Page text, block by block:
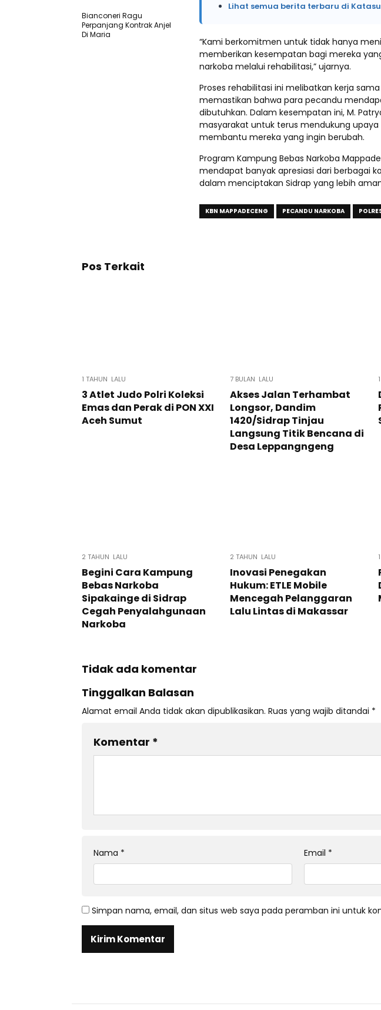
Lihat semua berita terbaru di
“Kami berkomitmen untuk tidak hanya
memberikan kesempatan bagi mereka
narkoba melalui rehabilitasi,” ujarnya.
Proses rehabilitasi ini melibatkan kerja
memastikan bahwa para pecandu
dibutuhkan. Dalam kesempatan ini, M.
masyarakat untuk terus mendukung
membantu mereka yang ingin berubah.
Program Kampung Bebas Narkoba
mendapat banyak apresiasi dari berbagai
dalam menciptakan Sidrap yang lebih
KBN MAPPADECENG PECANDU NARKOBA
Bianconeri Ragu
Perpanjang Kontrak Anjel
Di Maria
Pos Terkait
1 TAHUN LALU
3 Atlet Judo Polri Koleksi
Emas dan Perak di PON XXI
Aceh Sumut
7 BULAN LALU
Akses Jalan Terhambat
Longsor, Dandim
1420/Sidrap Tinjau
Langsung Titik Bencana di
Desa Leppangngeng
2 TAHUN LALU
Begini Cara Kampung
Bebas Narkoba
Sipakainge di Sidrap
Cegah Penyalahgunaan
Narkoba
2 TAHUN LALU
Inovasi Penegakan
Hukum: ETLE Mobile
Mencegah Pelanggaran
Lalu Lintas di Makassar
Tidak ada komentar
Tinggalkan Balasan
Alamat email Anda tidak akan dipublikasikan. Ruas yang wajib ditandai *
Komentar *
Nama * Email *
Simpan nama, email, dan situs web saya pada peramban ini untuk